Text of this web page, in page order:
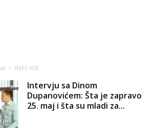
RIJEČ VIŠE
Intervju sa Dinom
Dupanovićem: Šta je zapravo
25. maj i šta su mladi za...